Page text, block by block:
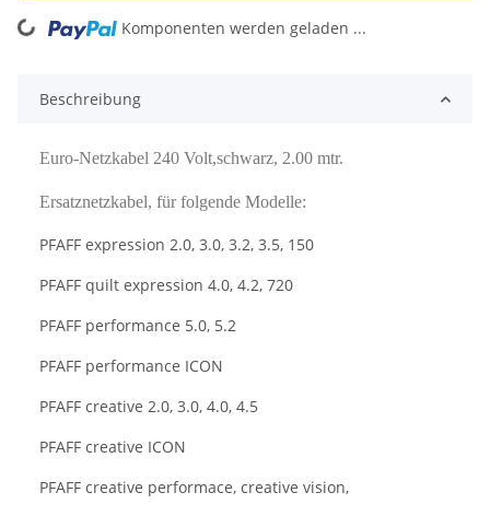
Komponenten werden geladen ...
Beschreibung
Euro-Netzkabel 240 Volt,schwarz, 2.00 mtr.
Ersatznetzkabel, für folgende Modelle:
PFAFF expression 2.0, 3.0, 3.2, 3.5, 150
PFAFF quilt expression 4.0, 4.2, 720
PFAFF performance 5.0, 5.2
PFAFF performance ICON
PFAFF creative 2.0, 3.0, 4.0, 4.5
PFAFF creative ICON
PFAFF creative performace, creative vision,